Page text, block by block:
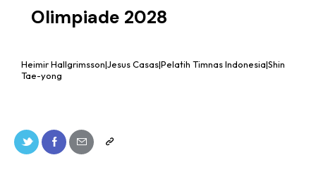
Olimpiade 2028
Heimir Hallgrimsson|Jesus Casas|Pelatih Timnas Indonesia|Shin
Tae-yong